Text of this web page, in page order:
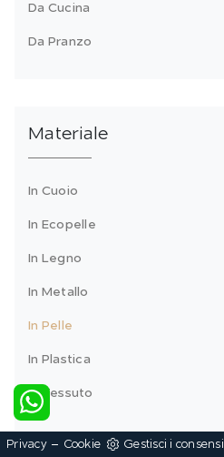
Da Cucina
Da Pranzo
Materiale
In Cuoio
In Ecopelle
In Legno
In Metallo
In Pelle
In Plastica
In Tessuto
Privacy- Cookie Gestisci i consensi